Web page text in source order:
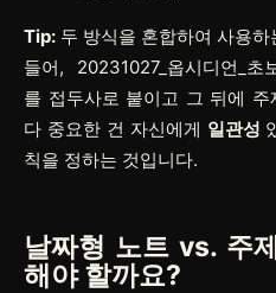
Tip: 두 방식을 혼합하여 사용
들어, 20231027_옵시디언_초
를 접두사로 붙이고 그 뒤에
다 중요한 건 자신에게 일관성
칙을 정하는 것입니다.
날짜형 노트 vs. 주
해야 할까요?